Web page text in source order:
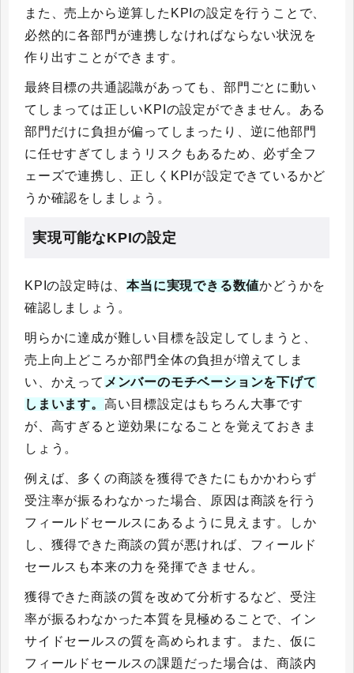
また、売上から逆算したKPIの設定を行うことで、
必然的に各部門が連携しなければならない状況を
作り出すことができます。
最終目標の共通認識があっても、部門ごとに動い
てしまっては正しいKPIの設定ができません。ある
部門だけに負担が偏ってしまったり、逆に他部門
に任せすぎてしまうリスクもあるため、必ず全フ
ェーズで連携し、正しくKPIが設定できているかど
うか確認をしましょう。
実現可能なKPIの設定
KPIの設定時は、本当に実現できる数値かどうかを
確認しましょう。
明らかに達成が難しい目標を設定してしまうと、
売上向上どころか部門全体の負担が増えてしま
い、かえって メンバーのモチベーションを下げて
しまいます。 高い目標設定はもちろん大事です
が、高すぎると逆効果になることを覚えておきま
しょう。
例えば、多くの商談を獲得できたにもかかわらず
受注率が振るわなかった場合、原因は商談を行う
フィールドセールスにあるように見えます。しか
し、獲得できた商談の質が悪ければ、フィールド
セールスも本来の力を発揮できません。
獲得できた商談の質を改めて分析するなど、受注
率が振るわなかった本質を見極めることで、イン
サイドセールスの質を高められます。また、仮に
フィールドセールスの課題だった場合は、商談内